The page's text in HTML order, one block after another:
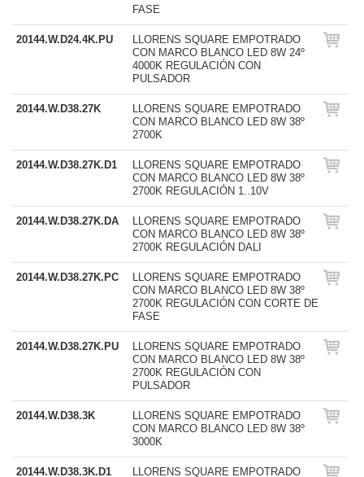
FASE
20144.W.D24.4K.PU
LLORENS SQUARE EMPOTRADO
CON MARCO BLANCO LED 8W 24º
4000K REGULACIÓN CON
PULSADOR
20144.W.D38.27K
LLORENS SQUARE EMPOTRADO
CON MARCO BLANCO LED 8W 38º
2700K
20144.W.D38.27K.D1
LLORENS SQUARE EMPOTRADO
CON MARCO BLANCO LED 8W 38º
2700K REGULACIÓN 1..10V
20144.W.D38.27K.DA
LLORENS SQUARE EMPOTRADO
CON MARCO BLANCO LED 8W 38º
2700K REGULACIÓN DALI
20144.W.D38.27K.PC
LLORENS SQUARE EMPOTRADO
CON MARCO BLANCO LED 8W 38º
2700K REGULACIÓN CON CORTE DE
FASE
20144.W.D38.27K.PU
LLORENS SQUARE EMPOTRADO
CON MARCO BLANCO LED 8W 38º
2700K REGULACIÓN CON
PULSADOR
20144.W.D38.3K
LLORENS SQUARE EMPOTRADO
CON MARCO BLANCO LED 8W 38º
3000K
20144.W.D38.3K.D1
LLORENS SQUARE EMPOTRADO